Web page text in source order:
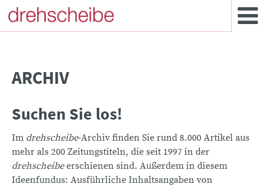
ARCHIV
Suchen Sie los!
Im drehscheibe-Archiv finden Sie rund 8.000 Artikel aus
mehr als 200 Zeitungstiteln, die seit 1997 in der
drehscheibeerschienen sind. Außerdem in diesem
Ideenfundus: Ausführliche Inhaltsangaben von